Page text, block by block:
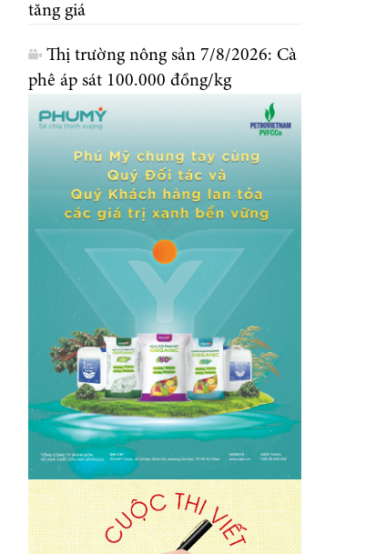
tăng giá
Thị trường nông sản 7/8/2026: Cà
phê áp sát 100.000 đồng/kg